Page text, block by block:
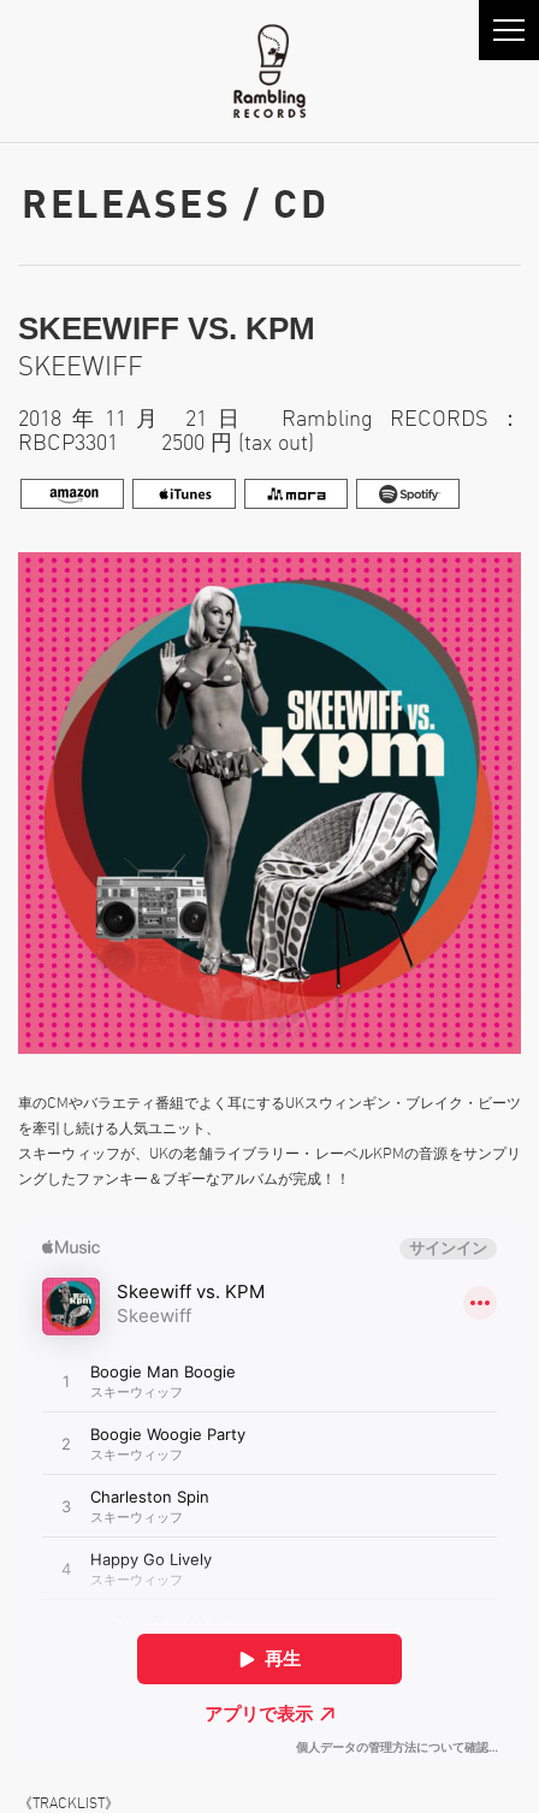
RELEASES / CD
SKEEWIFF VS. KPM
SKEEWIFF
2018年11月 21日 Rambling RECORDS：
RBCP3301 2500 円 (tax out)
車のCMやバラエティ番組でよく耳にするUKスウィンギン・ブレイク・ビーツ
を牽引し続ける人気ユニット、
スキーウィッフが、UKの老舗ライブラリー・レーベルKPMの音源をサンプリ
ングしたファンキー＆ブギーなアルバムが完成！！
《TRACKLIST》